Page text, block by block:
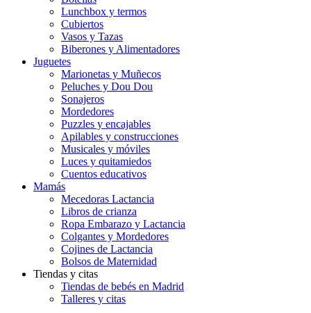
Lunchbox y termos
Cubiertos
Vasos y Tazas
Biberones y Alimentadores
Juguetes
Marionetas y Muñecos
Peluches y Dou Dou
Sonajeros
Mordedores
Puzzles y encajables
Apilables y construcciones
Musicales y móviles
Luces y quitamiedos
Cuentos educativos
Mamás
Mecedoras Lactancia
Libros de crianza
Ropa Embarazo y Lactancia
Colgantes y Mordedores
Cojines de Lactancia
Bolsos de Maternidad
Tiendas y citas
Tiendas de bebés en Madrid
Talleres y citas